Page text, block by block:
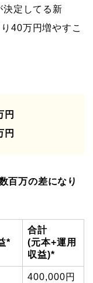
定してる新
40万円増やすこ
円
円
百万の差になり
*
合計
(元本+運用
収益)*
400,000円